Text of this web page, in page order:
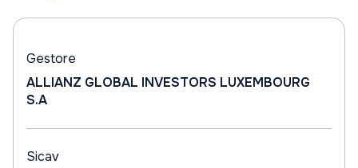
Gestore
ALLIANZ GLOBAL INVESTORS LUXEMBOURG
S.A
Sicav